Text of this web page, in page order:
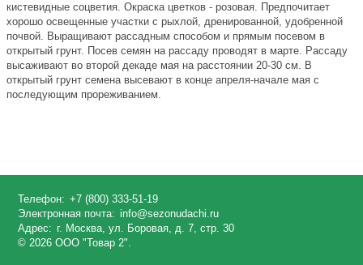
кистевидные соцветия. Окраска цветков - розовая. Предпочитает
хорошо освещенные участки с рыхлой, дренированной, удобренной
почвой. Выращивают рассадным способом и прямым посевом в
открытый грунт. Посев семян на рассаду проводят в марте. Рассаду
высаживают во второй декаде мая на расстоянии 20-30 см. В
открытый грунт семена высевают в конце апреля-начале мая с
последующим прореживанием.
Телефон: +7 (800) 333-51-19
Электронная почта: info@sezonudachi.ru
Адрес: г. Москва, ул. Боровая, д. 7, стр. 30
© 2026 ООО "Товар 2".